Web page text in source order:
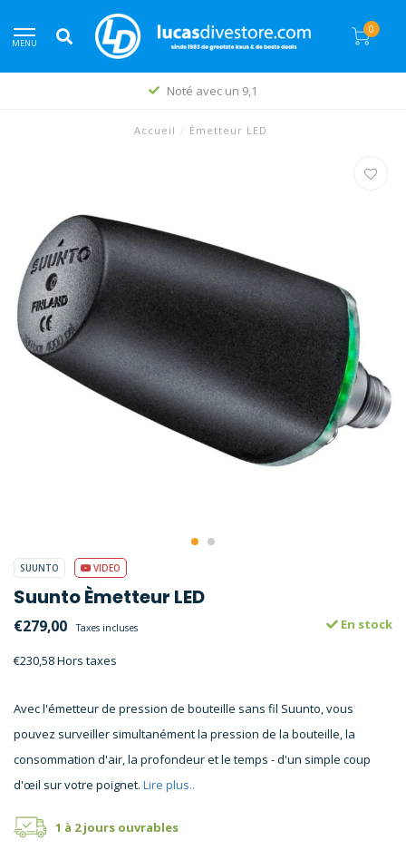
MENU
0
Noté avec un 9,1
Accueil / Èmetteur LED
SUUNTO VIDEO
Suunto Èmetteur LED
€279,00 Taxes incluses
€230,58 Hors taxes
En stock
Avec l'émetteur de pression de bouteille sans fil Suunto, vous
pouvez surveiller simultanément la pression de la bouteille, la
consommation d'air, la profondeur et le temps - d'un simple coup
d'œil sur votre poignet. Lire plus..
1 à 2 jours ouvrables